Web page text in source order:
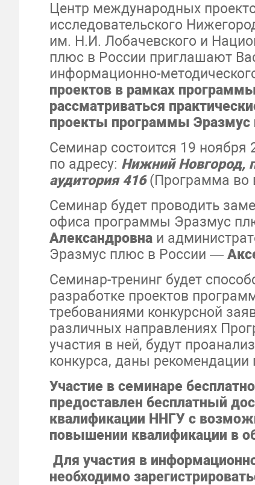
Центр международных
исследовательского
им. Н.И. Лобачевского и
плюс в России приглашают
информационно-
проектов в рамках
рассматриваться
проекты программы Эразмус
Семинар состоится 19 ноября
по адресу: Нижний Новгород,
аудитория 416(Программа во
Семинар будет проводить
офиса программы Эразмус
Александровна и
Эразмус плюс в России —
Семинар-тренинг будет
разработке проектов
требованиями конкурсной
различных направлениях
участия в ней, будут
конкурса, даны рекомендации
Участие в семинаре
предоставлен бесплатный
квалификации ННГУ с
повышении квалификации в
Для участия в
необходимо